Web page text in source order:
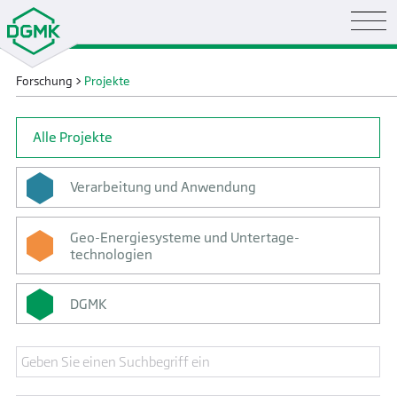
Forschung > Projekte
Alle Projekte
Verarbeitung und Anwendung
Geo-Energiesysteme und Untertage­
technologien
DGMK